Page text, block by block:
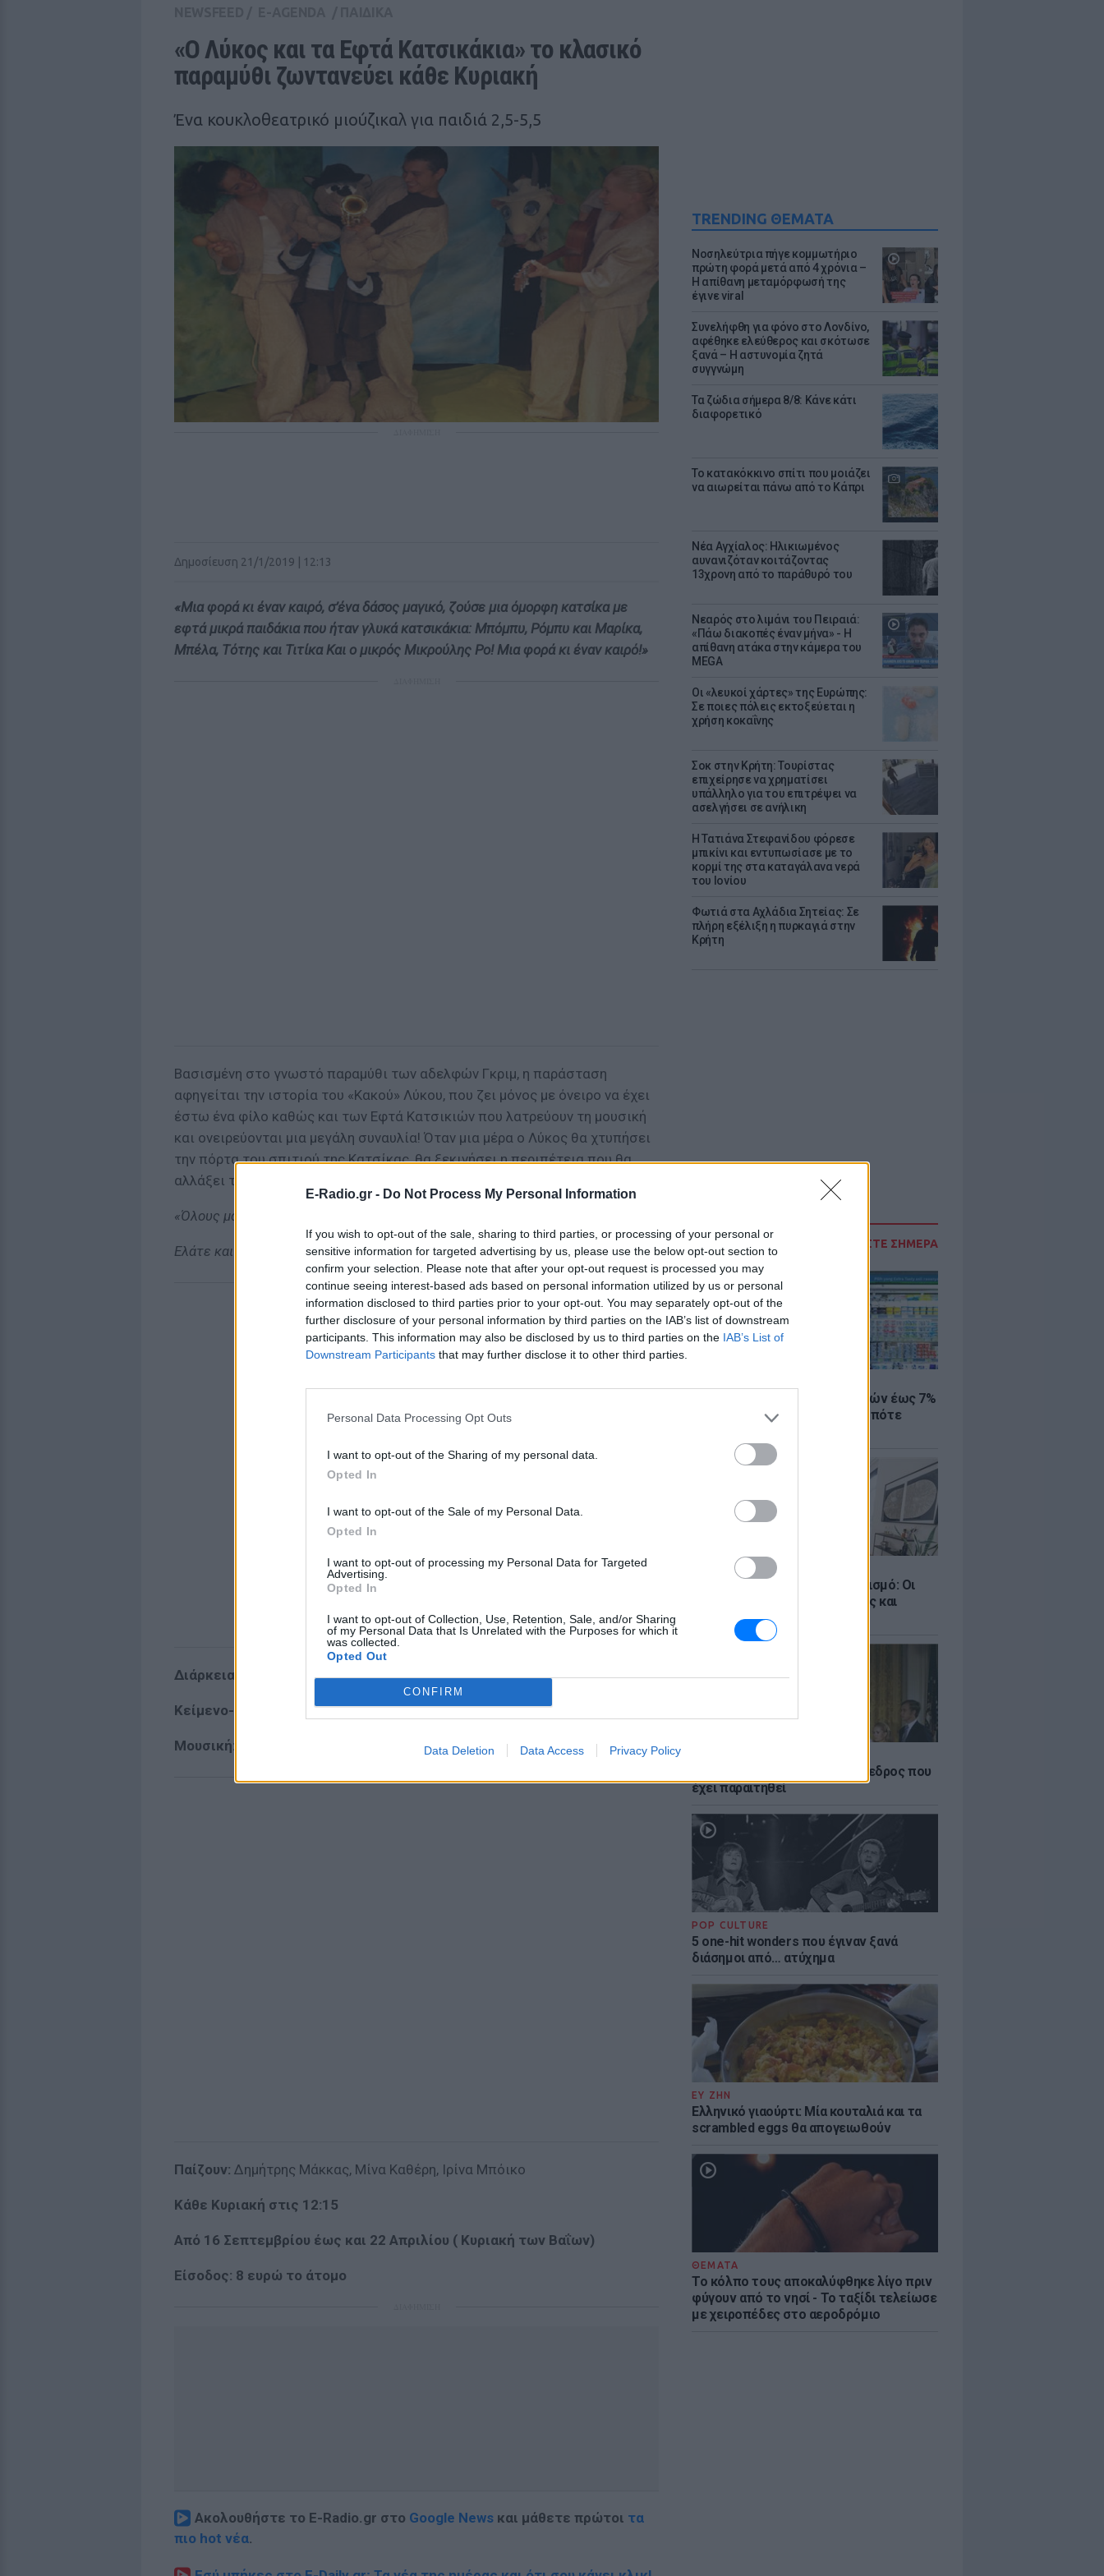
E-Radio.gr - Do Not Process My Personal Information
If you wish to opt-out of the sale, sharing to third parties, or processing of your personal or
sensitive information for targeted advertising by us, please use the below opt-out section to
confirm your selection. Please note that after your opt-out request is processed you may
continue seeing interest-based ads based on personal information utilized by us or personal
information disclosed to third parties prior to your opt-out. You may separately opt-out of the
further disclosure of your personal information by third parties on the IAB’s list of downstream
participants. This information may also be disclosed by us to third parties on the IAB’s List of
Downstream Participants that may further disclose it to other third parties.
Personal Data Processing Opt Outs
I want to opt-out of the Sharing of my personal data.
Opted In
I want to opt-out of the Sale of my Personal Data.
Opted In
I want to opt-out of processing my Personal Data for Targeted
Advertising.
Opted In
I want to opt-out of Collection, Use, Retention, Sale, and/or Sharing
of my Personal Data that Is Unrelated with the Purposes for which it
was collected.
Opted Out
CONFIRM
Data Deletion Data Access Privacy Policy
TRENDING ΘΕΜΑΤΑ
Νοσηλεύτρια πήγε κομμωτήριο
πρώτη φορά μετά από 4 χρόνια –
Η απίθανη μεταμόρφωσή της
έγινε viral
Συνελήφθη για φόνο στο Λονδίνο,
αφέθηκε ελεύθερος και σκότωσε
ξανά – Η αστυνομία ζητά
συγγνώμη
Τα ζώδια σήμερα 8/8: Κάνε κάτι
διαφορετικό
Το κατακόκκινο σπίτι που μοιάζει
να αιωρείται πάνω από το Κάπρι
Νέα Αγχίαλος: Ηλικιωμένος
αυνανιζόταν κοιτάζοντας
13χρονη από το παράθυρό του
Νεαρός στο λιμάνι του Πειραιά:
«Πάω διακοπές έναν μήνα» - Η
απίθανη ατάκα στην κάμερα του
MEGA
Οι «λευκοί χάρτες» της Ευρώπης:
Σε ποιες πόλεις εκτοξεύεται η
χρήση κοκαΐνης
Σοκ στην Κρήτη: Τουρίστας
επιχείρησε να χρηματίσει
υπάλληλο για του επιτρέψει να
ασελγήσει σε ανήλικη
Η Τατιάνα Στεφανίδου φόρεσε
μπικίνι και εντυπωσίασε με το
κορμί της στα καταγάλανα νερά
του Ιονίου
Φωτιά στα Αχλάδια Σητείας: Σε
πλήρη εξέλιξη η πυρκαγιά στην
Κρήτη
ΔΙΑΒΑΣΤΕ ΣΗΜΕΡΑ
Σούπερ μάρκετ: Μειώσεις τιμών έως 7%
σε πάνω από 1.000 προϊόντα, πότε
ΕΙΔΗΣΕΙΣ
Νέο χωροταξικό για τον τουρισμό: Οι
αλλαγές σε Airbnb, επενδύσεις και
Ο μοναδικός Αμερικανός πρόεδρος που
έχει παραιτηθεί
POP CULTURE
5 one-hit wonders που έγιναν ξανά
διάσημοι από… ατύχημα
ΕΥ ΖΗΝ
Ελληνικό γιαούρτι: Μία κουταλιά και τα
scrambled eggs θα απογειωθούν
ΘΕΜΑΤΑ
Το κόλπο τους αποκαλύφθηκε λίγο πριν
φύγουν από το νησί - Το ταξίδι τελείωσε
με χειροπέδες στο αεροδρόμιο
«Ο Λύκος και τα Εφτά Κατσικάκια» το κλασικό
παραμύθι ζωντανεύει κάθε Κυριακή
Ένα κουκλοθεατρικό μιούζικαλ για παιδιά 2,5-5,5
Δημοσίευση 21/1/2019 | 12:13
«Μια φορά κι έναν καιρό, σ’ένα δάσος μαγικό, ζούσε μια όμορφη κατσίκα με
εφτά μικρά παιδάκια που ήταν γλυκά κατσικάκια: Μπόμπυ, Ρόμπυ και Μαρίκα,
Μπέλα, Τότης και Τιτίκα Και ο μικρός Μικρούλης Ρο! Μια φορά κι έναν καιρό!»
Βασισμένη στο γνωστό παραμύθι των αδελφών Γκριμ, η παράσταση
αφηγείται την ιστορία του «Κακού» Λύκου, που ζει μόνος με όνειρο να έχει
έστω ένα φίλο καθώς και των Εφτά Κατσικιών που λατρεύουν τη μουσική
και ονειρεύονται μια μεγάλη συναυλία! Όταν μια μέρα ο Λύκος θα χτυπήσει
την πόρτα του σπιτιού της Κατσίκας, θα ξεκινήσει η περιπέτεια που θα
αλλάξει τη ζωή όλων τους και θα αποδείξει πως η τέχνη μας ενώνει όλους!
«Όλους μας ενώνει η μουσική, όλους μας ενώνει η φιλία,
Ελάτε και εσείς όλοι μαζί, να ακουστεί στο δάσος συναυλία!»
ΔΙΑΦΗΜΙΣΗ
Διάρκεια:
Κείμενο-Σκηνοθεσία-Κατασκευή Κουκλών:Ιρίνα Μπόικο
Μουσική:
Παίζουν: Δημήτρης Μάκκας, Μίνα Καθέρη, Ιρίνα Μπόικο
Κάθε Κυριακή στις 12:15
Από 16 Σεπτεμβρίου έως και 22 Απριλίου ( Κυριακή των Βαΐων)
Είσοδος: 8 ευρώ το άτομο
Ακολουθήστε το E-Radio.gr στο Google News και μάθετε πρώτοι τα
πιο hot νέα.